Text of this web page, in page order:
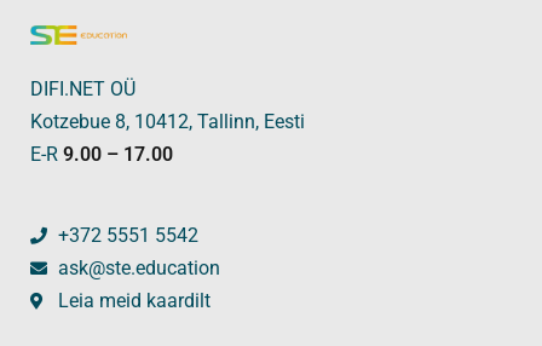
DIFI.NET OÜ
Kotzebue 8, 10412, Tallinn, Eesti
E-R 9.00 – 17.00
+372 5551 5542
ask@ste.education
Leia meid kaardilt